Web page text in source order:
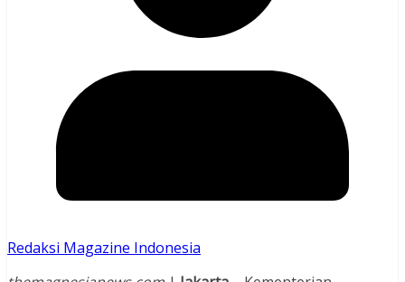
Redaksi Magazine Indonesia